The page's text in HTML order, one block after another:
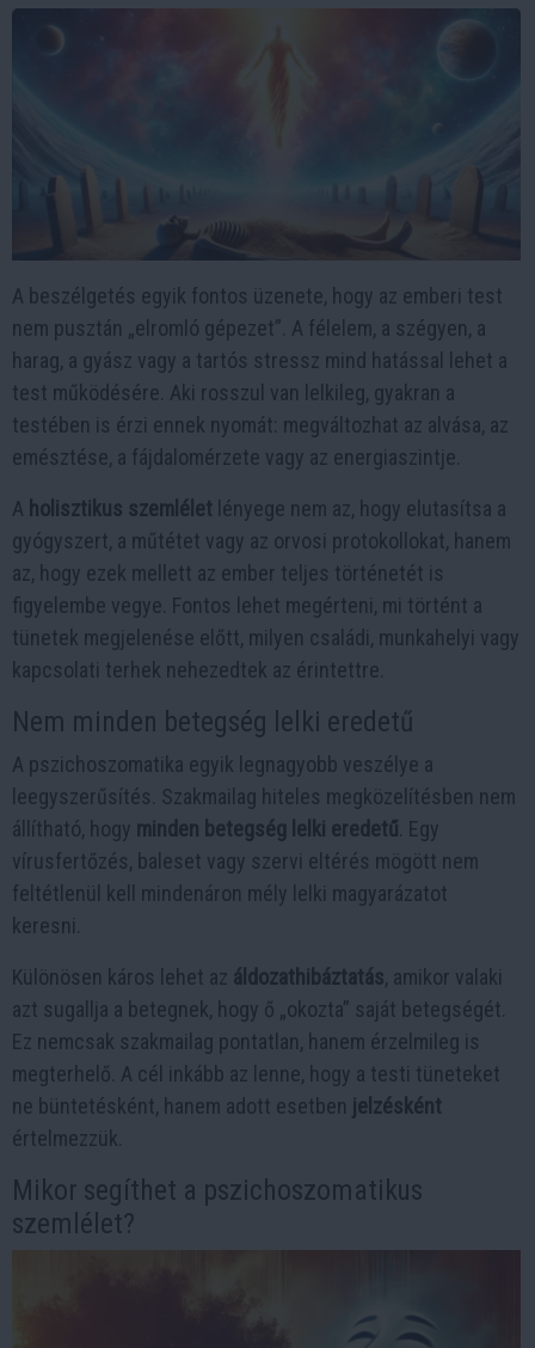
A beszélgetés egyik fontos üzenete, hogy az emberi test
nem pusztán „elromló gépezet”. A félelem, a szégyen, a
harag, a gyász vagy a tartós stressz mind hatással lehet a
test működésére. Aki rosszul van lelkileg, gyakran a
testében is érzi ennek nyomát: megváltozhat az alvása, az
emésztése, a fájdalomérzete vagy az energiaszintje.
A holisztikus szemlélet lényege nem az, hogy elutasítsa a
gyógyszert, a műtétet vagy az orvosi protokollokat, hanem
az, hogy ezek mellett az ember teljes történetét is
figyelembe vegye. Fontos lehet megérteni, mi történt a
tünetek megjelenése előtt, milyen családi, munkahelyi vagy
kapcsolati terhek nehezedtek az érintettre.
Nem minden betegség lelki eredetű
A pszichoszomatika egyik legnagyobb veszélye a
leegyszerűsítés. Szakmailag hiteles megközelítésben nem
állítható, hogy minden betegség lelki eredetű . Egy
vírusfertőzés, baleset vagy szervi eltérés mögött nem
feltétlenül kell mindenáron mély lelki magyarázatot
keresni.
Különösen káros lehet az áldozathibáztatás, amikor valaki
azt sugallja a betegnek, hogy ő „okozta” saját betegségét.
Ez nemcsak szakmailag pontatlan, hanem érzelmileg is
megterhelő. A cél inkább az lenne, hogy a testi tüneteket
ne büntetésként, hanem adott esetben jelzésként
értelmezzük.
Mikor segíthet a pszichoszomatikus
szemlélet?